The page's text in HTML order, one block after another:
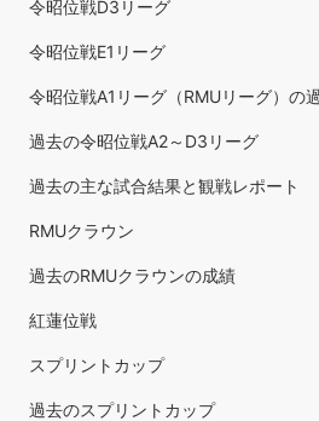
令昭位戦D3リーグ
令昭位戦E1リーグ
令昭位戦A1リーグ（RMUリーグ）の
過去の令昭位戦A2～D3リーグ
過去の主な試合結果と観戦レポート
RMUクラウン
過去のRMUクラウンの成績
紅蓮位戦
スプリントカップ
過去のスプリントカップ